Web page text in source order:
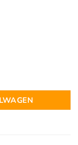
volledig